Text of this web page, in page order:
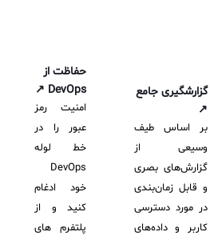
گزارشگیری جامع
↗
بر اساس طیف
وسیعی از
گزارش‌های بصری
و قابل زمان‌بندی
در مورد دسترسی
کاربر و داده‌های
حفاظت از
DevOps ↗
امنیت رمز
عبور را در
خط لوله
DevOps
خود ادغام
کنید و از
پلتفرم های